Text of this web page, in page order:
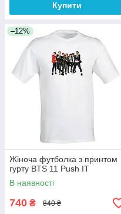
Купити
–12%
Жіноча футболка з принтом
гурту BTS 11 Push IT
В наявності
740 ₴ 840 ₴